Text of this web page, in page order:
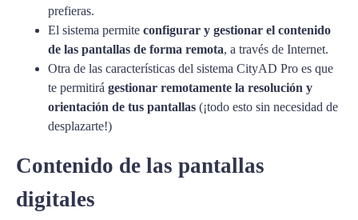
prefieras.
El sistema permite configurar y gestionar el contenido
de las pantallas de forma remota, a través de Internet.
Otra de las características del sistema CityAD Pro es que
te permitirá gestionar remotamente la resolución y
orientación de tus pantallas (¡todo esto sin necesidad de
desplazarte!)
Contenido de las pantallas
digitales